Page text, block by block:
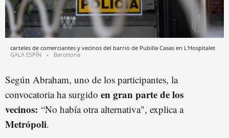
carteles de comerciantes y vecinos del barrio de Pubilla Casas en L'Hospitalet
GALA ESPÍN
Barcelona
Según Abraham, uno de los participantes, la
convocatoria ha surgido en gran parte de los
vecinos: “No había otra alternativa", explica a
Metrópoli.